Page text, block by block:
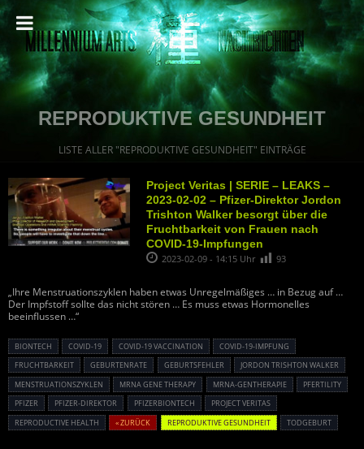
REPRODUKTIVE GESUNDHEIT
LISTE ALLER "REPRODUKTIVE GESUNDHEIT" EINTRÄGE
Project Veritas | SERIE – LEAKS –
2023-02-02 – Pfizer-Direktor Jordon
Trishton Walker besorgt über die
Fruchtbarkeit von Frauen nach
COVID-19-Impfungen
2023-02-09 - 14:15 Uhr 93
„Ihre Menstruationszyklen haben etwas Unregelmäßiges … in Bezug auf …
Der Impfstoff sollte das nicht stören … Es muss etwas Hormonelles
beeinflussen …“
BIONTECH COVID-19 COVID-19 VACCINATION
COVID-19-IMPFUNG
FRUCHTBARKEIT
GEBURTENRATE GEBURTSFEHLER
JORDON TRISHTON WALKER
MENSTRUATIONSZYKLEN
MRNA GENE THERAPY MRNA-GENTHERAPIE
PFERTILITY
PFIZER
PFIZER-DIREKTOR PFIZERBIONTECH
PROJECT VERITAS
REPRODUCTIVE HEALTH
« ZURÜCK REPRODUKTIVE GESUNDHEIT TODGEBURT